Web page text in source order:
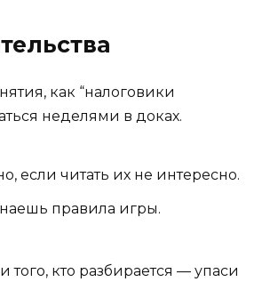
как “налоговики
неделями в доках.
если читать их не интересно.
правила игры.
кто разбирается — упаси